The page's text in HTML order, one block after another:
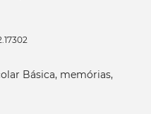
Básica, memórias,